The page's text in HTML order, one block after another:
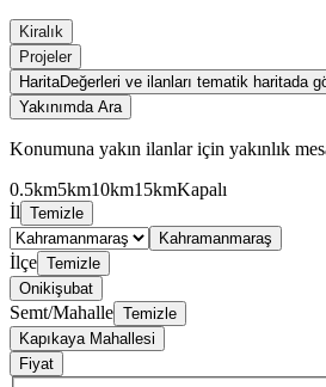
Kiralık
Projeler
HaritaDeğerleri ve ilanları tematik haritada
Yakınımda Ara
Konumuna yakın ilanlar için yakınlık
0.5km5km10km15kmKapalı
İl Temizle
Kahramanmaraş
İlçe Temizle
Onikişubat
Semt/Mahalle Temizle
Kapıkaya Mahallesi
Fiyat